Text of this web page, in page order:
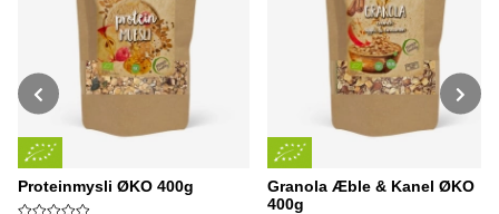
Proteinmysli ØKO 400g
Granola Æble & Kanel ØKO
400g